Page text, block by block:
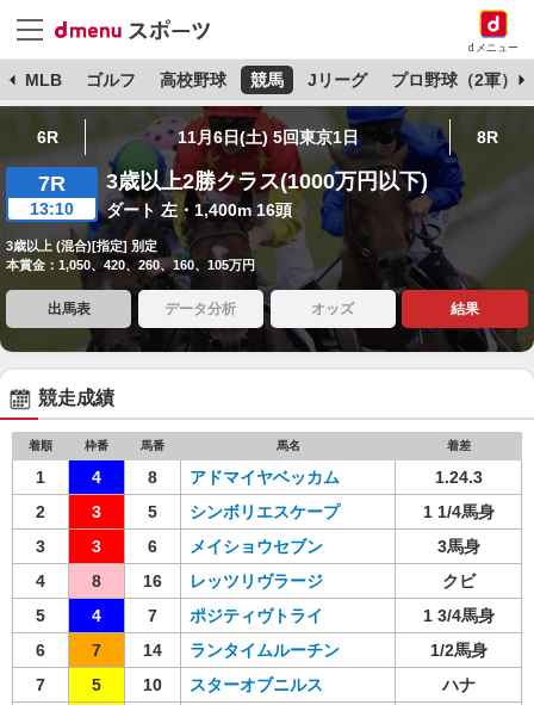
dメニュー
MLB ゴルフ 高校野球 競馬 Jリーグ プロ野球（2軍）
6R 11月6日(土) 5回東京1日 8R
7R
13:10
3歳以上2勝クラス(1000万円以下)
ダート 左・1,400m 16頭
3歳以上 (混合)[指定] 別定
本賞金：1,050、420、260、160、105万円
出馬表 データ分析 オッズ 結果
競走成績
着順 枠番 馬番 馬名 着差
1 4 8 アドマイヤベッカム
1.24.3
2
3 5 シンボリエスケープ
1 1/4馬身
3
3 6 メイショウセブン
3馬身
4
8 16 レッツリヴラージ
クビ
5
4 7 ポジティヴトライ
1 3/4馬身
6
7 14 ランタイムルーチン
1/2馬身
7
5 10 スターオブニルス
ハナ